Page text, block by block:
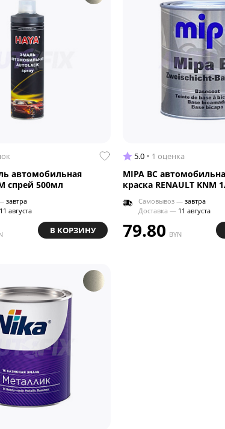
автомобильная
спрей 500мл
завтра
11 августа
В КОРЗИНУ
5.0 1 оценка
MIPA BC
краска RENAULT KNM
Самовывоз — завтра
Доставка — 11 августа
79.80 BYN